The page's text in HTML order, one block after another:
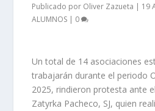
Publicado por Oliver Zazueta | 19
ALUMNOS | 0
Un total de 14 asociaciones
trabajarán durante el periodo
2025, rindieron protesta ante
Zatyrka Pacheco, SJ, quien